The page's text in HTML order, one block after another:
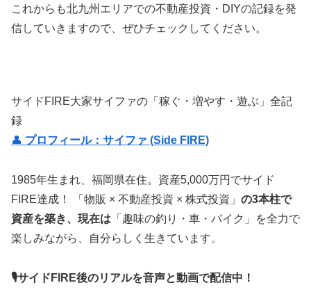
これからも北九州エリアでの不動産投資・DIYの記録を発
信していきますので、ぜひチェックしてください。
サイドFIRE大家サイファの「稼ぐ・増やす・遊ぶ」全記
録
👤 プロフィール：サイファ (Side FIRE)
1985年生まれ、福岡県在住。資産5,000万円でサイド
FIRE達成！ 「物販 × 不動産投資 × 株式投資」 の3本柱で
資産を築き、現在は 「趣味の釣り・車・バイク」を全力で
楽しみながら、自分らしく生きています。
🎙サイドFIRE後のリアルを音声と動画で配信中！